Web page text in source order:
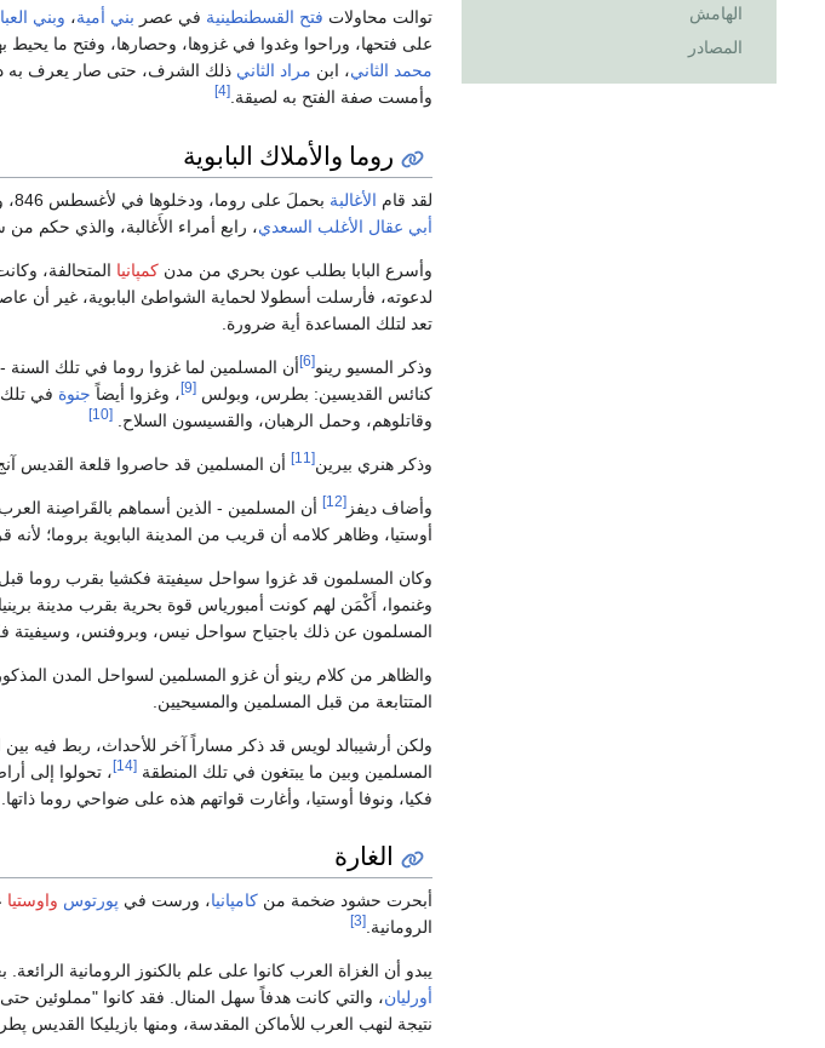
الهامش
المصادر
توالت محاولات فتح القسطنطينية في عصر بني أمية، وبني
على فتحها، وراحوا وغدوا في غزوها، وحصارها، وفتح ما
محمد الثاني، ابن مراد الثاني ذلك الشرف، حتى صار يعرف به
وأمست صفة الفتح به لصيقة.[4]
روما والأملاك البابوية
لقد قام الأغالبة بحملَ على روما، ودخلوها في لأغسطس 846، وكان ذلك في أيام الأمير
أبي عقال الأغلب السعدي، رابع أمراء الأَغالبة، والذي حكم من سنة 226 إلى سنة
وأسرع البابا بطلب عون بحري من مدن كمپانيا المتحالفة،
لدعوته، فأرسلت أسطولا لحماية الشواطئ البابوية، غير أن
تعد لتلك المساعدة أية ضرورة.
وذكر المسيو رينو[6] أن المسلمين لما غزوا روما في تلك السنة - أي 846 -
كنائس القديسين: بطرس، وبولس [9] ، وغزوا أيضاً جنوة في تلك
وقاتلوهم، وحمل الرهبان، والقسيسون السلاح.
[10]
وذكر هنري بيرين[11] أن المسلمين قد حاصروا قلعة القديس
وأضاف ديفز [12]
أن المسلمين - الذين أسماهم بالقَراصِنة
أوستيا، وظاهر كلامه أن قريب من المدينة البابوية بروما؛ لأنه
وكان المسلمون قد غزوا سواحل سيفيتة فكشيا بقرب روما قبل
وغنموا، أَكْمَن لهم كونت أمبورياس قوة بحرية بقرب مدينة
المسلمون عن ذلك باجتياح سواحل نيس، وبروفنس، وسيفيتة
المتتابعة من قبل المسلمين والمسيحيين.
المسلمين وبين ما يبتغون في تلك المنطقة [14]
فكيا، ونوفا أوستيا، وأغارت قواتهم هذه على ضواحي روما ذاتها.
الغارة
أبحرت حشود ضخمة من كامپانيا، ورست في پورتوس واوستيا
الرومانية. [3]
يبدو أن الغزاة العرب كانوا على علم بالكنوز الرومانية
أورليان، والتي كانت هدفاً سهل المنال. فقد كانوا "مملوئين
نتيجة لنهب العرب للأماكن المقدسة، ومنها بازيليكا القديس